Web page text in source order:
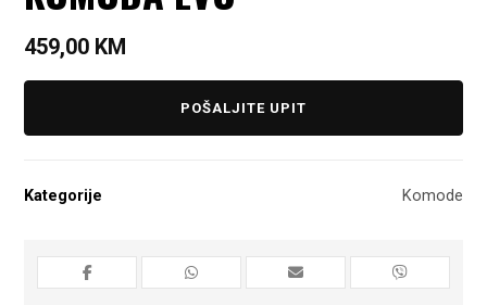
459,00 KM
POŠALJITE UPIT
Kategorije Komode